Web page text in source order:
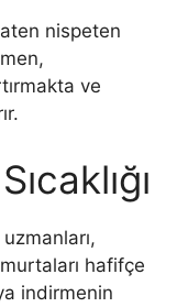
nispeten
ve
hafifçe
indirmenin